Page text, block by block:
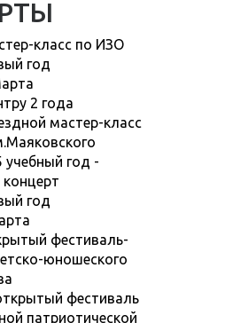
класс по ИЗО
год
2 года
мастер-класс
учебный год -
год
фестиваль-
юношеского
фестиваль
патриотической